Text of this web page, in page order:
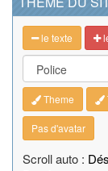
le texte
Theme
Pas d'avatar
Scroll auto :